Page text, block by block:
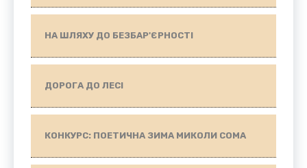
НА ШЛЯХУ ДО БЕЗБАР'ЄРНОСТІ
ДОРОГА ДО ЛЕСІ
КОНКУРС: ПОЕТИЧНА ЗИМА МИКОЛИ СОМА